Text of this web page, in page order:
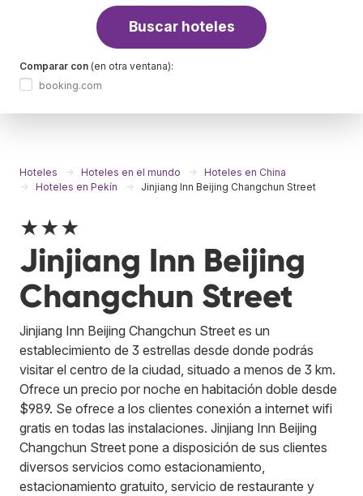
Buscar hoteles
Comparar con (en otra ventana):
booking.com
Hoteles Hoteles en el mundo
Hoteles en China
Hoteles en Pekín
Jinjiang Inn Beijing Changchun Street
★★★
Jinjiang Inn Beijing
Changchun Street
Jinjiang Inn Beijing Changchun Street es un
establecimiento de 3 estrellas desde donde podrás
visitar el centro de la ciudad, situado a menos de 3 km.
Ofrece un precio por noche en habitación doble desde
$989. Se ofrece a los clientes conexión a internet wifi
gratis en todas las instalaciones. Jinjiang Inn Beijing
Changchun Street pone a disposición de sus clientes
diversos servicios como estacionamiento,
estacionamiento gratuito, servicio de restaurante y